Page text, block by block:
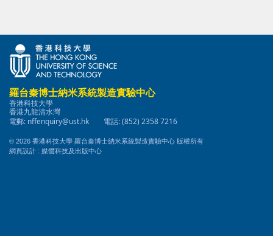
羅台秦博士納米系統製造實驗中心
香港科技大學
香港九龍清水灣
電郵: nffenquiry@ust.hk 電話: (852) 2358 7216
© 2026 香港科技大學 羅台秦博士納米系統製造實驗中心 版權所有
網頁設計 : 媒體科技及出版中心